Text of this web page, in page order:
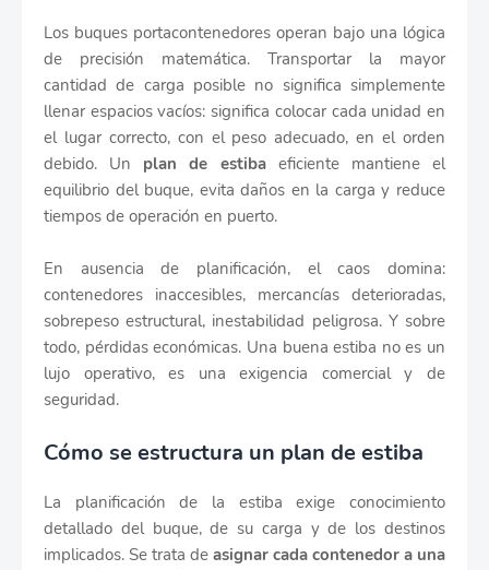
Los buques portacontenedores operan bajo una lógica
de precisión matemática. Transportar la mayor
cantidad de carga posible no significa simplemente
llenar espacios vacíos: significa colocar cada unidad en
el lugar correcto, con el peso adecuado, en el orden
debido. Un plan de estibaeficiente mantiene el
equilibrio del buque, evita daños en la carga y reduce
tiempos de operación en puerto.
En ausencia de planificación, el caos domina:
contenedores inaccesibles, mercancías deterioradas,
sobrepeso estructural, inestabilidad peligrosa. Y sobre
todo, pérdidas económicas. Una buena estiba no es un
lujo operativo, es una exigencia comercial y de
seguridad.
Cómo se estructura un plan de estiba
La planificación de la estiba exige conocimiento
detallado del buque, de su carga y de los destinos
implicados. Se trata de asignar cada contenedor a una